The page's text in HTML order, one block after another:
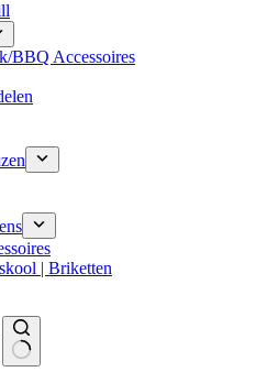
BBQ Accessoires
| Briketten